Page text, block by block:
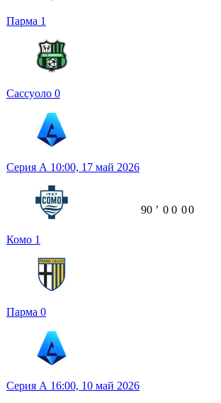
Парма 1
Сассуоло 0
Серия А 10:00, 17 май 2026
Комо 1
Парма 0
90 ʼ 0 0 00
Серия А 16:00, 10 май 2026